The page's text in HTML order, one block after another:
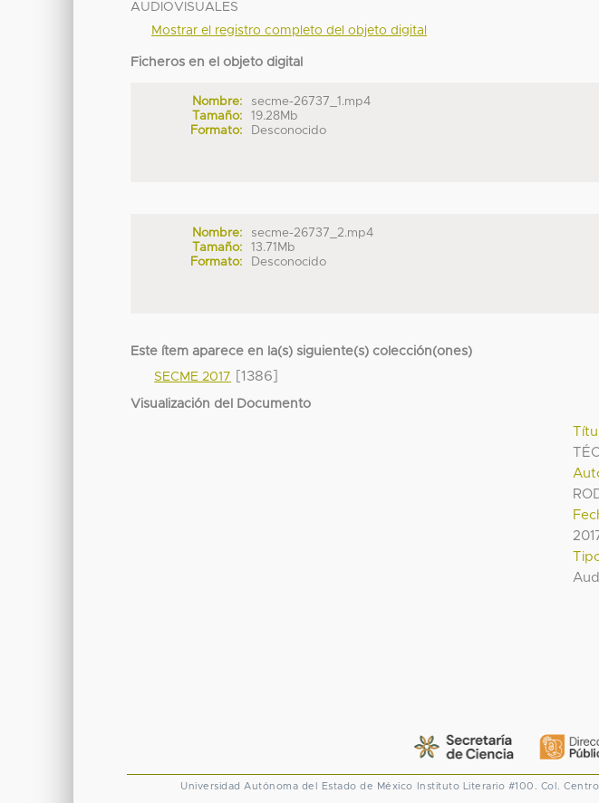
AUDIOVISUALES
Mostrar el registro completo del objeto digital
Ficheros en el objeto digital
Nombre:
secme-26737_1.mp4
Tamaño:
19.28Mb
Formato:
Desconocido
Nombre:
secme-26737_2.mp4
Tamaño:
13.71Mb
Formato:
Desconocido
Este ítem aparece en la(s) siguiente(s) colección(ones)
SECME 2017
[1386]
Visualización del Documento
Universidad Autónoma del Estado de México Instituto Literario #100. Col. Centro